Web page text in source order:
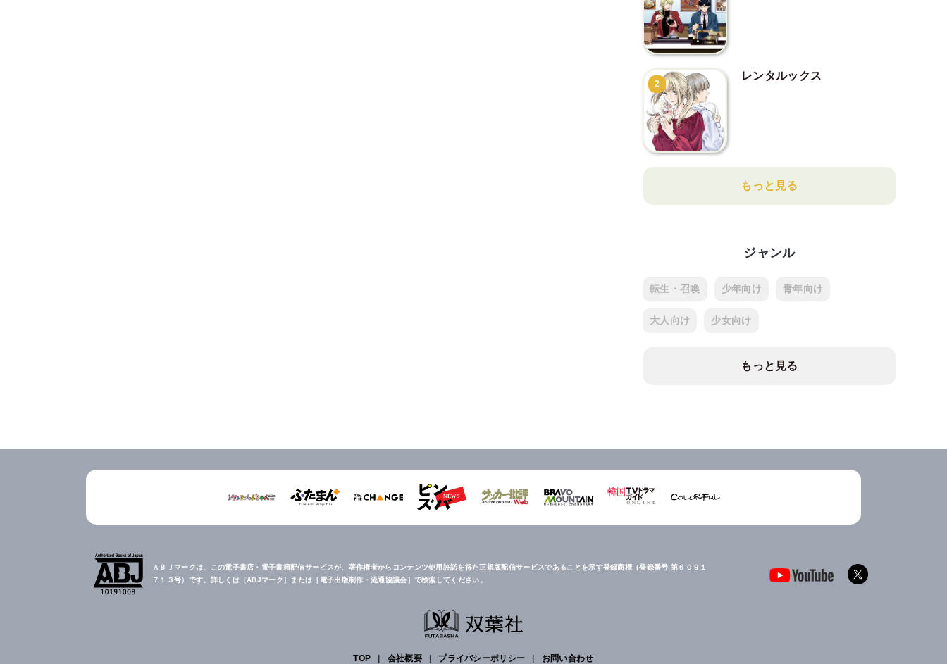
2
レンタルックス
もっと見る
ジャンル
転生・召喚 少年向け 青年向け
大人向け 少女向け
もっと見る
ＡＢＪマークは、この電子書店・電子書籍配信サービスが、著作権者からコンテンツ使用許諾を得た正規版配信サービスであることを示す登録商標（登録番号 第６０９１
７１３号）です。詳しくは［ABJマーク］または［電子出版制作・流通協議会］で検索してください。
TOP 会社概要 プライバシーポリシー お問い合わせ